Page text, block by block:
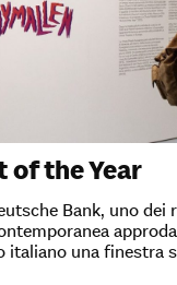
of the Year
Bank, uno
una finestra